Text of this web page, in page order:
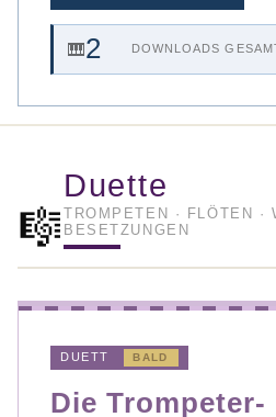
🎹2 DOWNLOADS
🎼
Duette
TROMPETEN · FLÖTEN ·
BESETZUNGEN
DUETT BALD
Die Trompeter-